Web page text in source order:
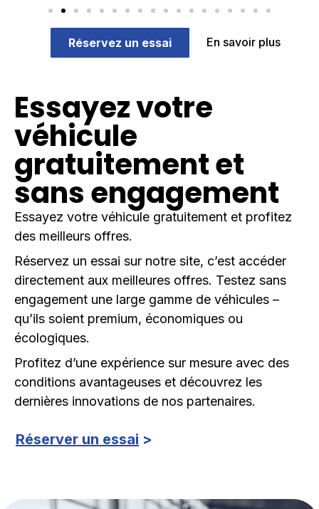
En savoir plus
Réservez un essai
Essayez votre
véhicule
gratuitement et
sans engagement
Essayez votre véhicule gratuitement et profitez
des meilleurs offres.
Réservez un essai sur notre site, c’est accéder
directement aux meilleures offres. Testez sans
engagement une large gamme de véhicules –
qu’ils soient premium, économiques ou
écologiques.
Profitez d’une expérience sur mesure avec des
conditions avantageuses et découvrez les
dernières innovations de nos partenaires.
Réserver un essai >